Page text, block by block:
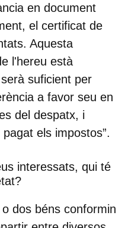
en document
el certificat de
Aquesta
l'hereu està
suficient per
a favor seu en
del despatx, i
els impostos”.
interessats, qui té
dos béns conformin